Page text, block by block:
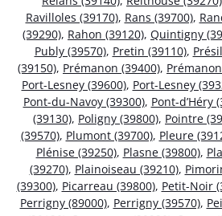
Ravilloles (39170), Rans (39700),
(39290), Rahon (39120), Quintigny
Publy (39570), Pretin (39110),
(39150), Prémanon (39400),
Port-Lesney (39600), Port-Lesney
Pont-du-Navoy (39300), Pont-d’Héry
(39130), Poligny (39800), Pointre
(39570), Plumont (39700), Pleure
Plénise (39250), Plasne (39800),
(39270), Plainoiseau (39210),
(39300), Picarreau (39800), Petit-Noir
Perrigny (89000), Perrigny (39570),